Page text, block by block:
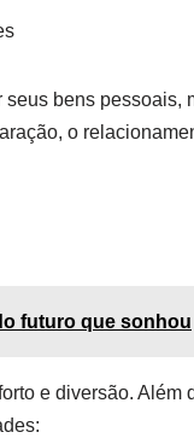
bens
o
futuro que sonhou
e diversão.